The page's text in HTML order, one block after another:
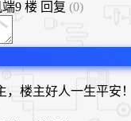
端9 楼 回复 (0)
楼主好人一生平安！